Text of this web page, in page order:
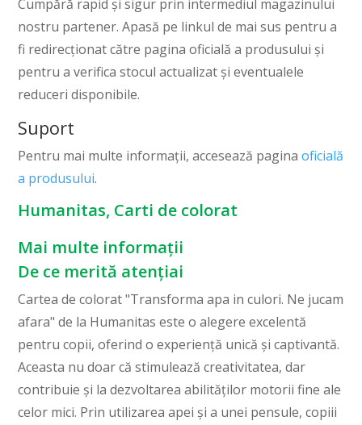
Cumpără rapid și sigur prin intermediul magazinului
nostru partener. Apasă pe linkul de mai sus pentru a
fi redirecționat către pagina oficială a produsului și
pentru a verifica stocul actualizat și eventualele
reduceri disponibile.
Suport
Pentru mai multe informații, accesează paginaoficială
a produsului.
Humanitas, Carti de colorat
Mai multe informații
De ce merită atențiai
Cartea de colorat "Transforma apa in culori. Ne jucam
afara" de la Humanitas este o alegere excelentă
pentru copii, oferind o experiență unică și captivantă.
Aceasta nu doar că stimulează creativitatea, dar
contribuie și la dezvoltarea abilităților motorii fine ale
celor mici. Prin utilizarea apei și a unei pensule, copiii